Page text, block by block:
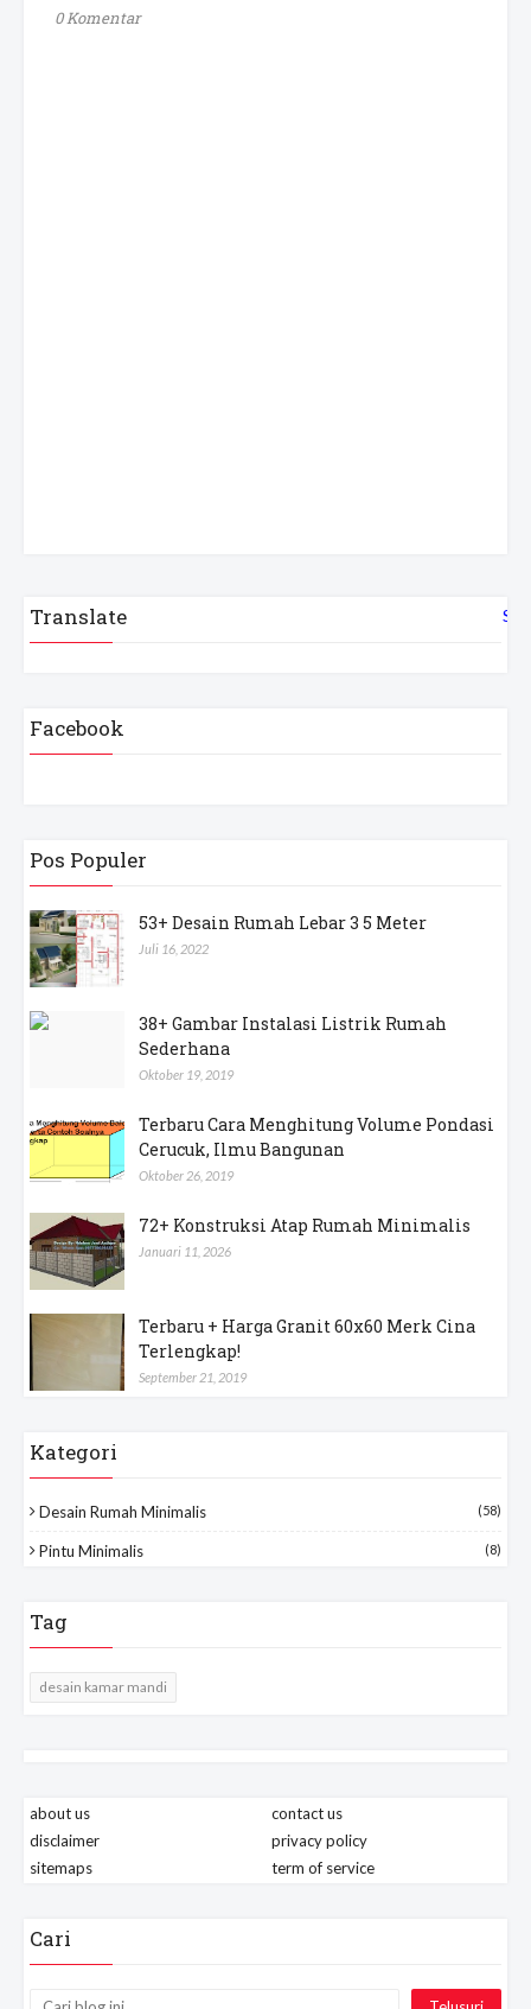
0 Komentar
Translate
Facebook
Pos Populer
53+ Desain Rumah Lebar 3 5 Meter
Juli 16, 2022
38+ Gambar Instalasi Listrik Rumah
Sederhana
Oktober 19, 2019
Terbaru Cara Menghitung Volume Pondasi
Cerucuk, Ilmu Bangunan
Oktober 26, 2019
72+ Konstruksi Atap Rumah Minimalis
Januari 11, 2026
Terbaru + Harga Granit 60x60 Merk Cina
Terlengkap!
September 21, 2019
Kategori
Desain Rumah Minimalis (58)
Pintu Minimalis (8)
Tag
desain kamar mandi
about us
contact us
disclaimer
privacy policy
sitemaps
term of service
Cari